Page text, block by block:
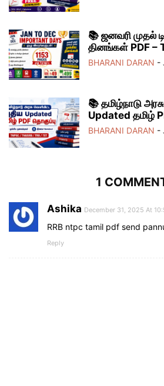
📚 ஜனவரி முதல்
தினங்கள் PDF –
BHARANI DARAN -
📚 தமிழ்நாடு
Updated தமிழ்
BHARANI DARAN -
1
Ashika December 31, 2025 At
RRB ntpc tamil pdf send
Reply